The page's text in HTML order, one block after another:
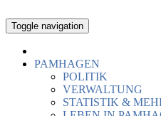
Toggle navigation
PAMHAGEN
POLITIK
VERWALTUNG
STATISTIK &